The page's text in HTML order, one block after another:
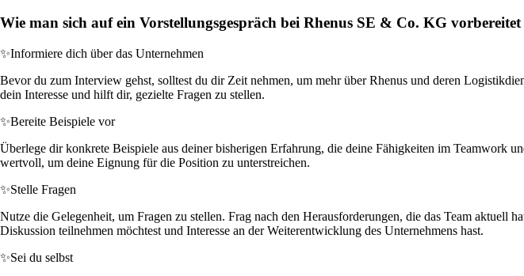
Wie man sich auf ein Vorstellungsgespräch bei Rhenus SE & Co. KG vorbereitet
✨Informiere dich über das Unternehmen
Bevor du zum Interview gehst, solltest du dir Zeit nehmen, um mehr über Rhenus und deren
dein Interesse und hilft dir, gezielte Fragen zu stellen.
✨Bereite Beispiele vor
Überlege dir konkrete Beispiele aus deiner bisherigen Erfahrung, die deine Fähigkeiten im Teamwork
wertvoll, um deine Eignung für die Position zu unterstreichen.
✨Stelle Fragen
Nutze die Gelegenheit, um Fragen zu stellen. Frag nach den Herausforderungen, die das Team
Diskussion teilnehmen möchtest und Interesse an der Weiterentwicklung des Unternehmens hast.
✨Sei du selbst